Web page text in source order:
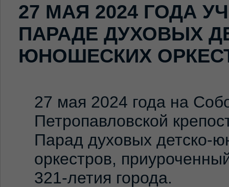
27 МАЯ 2024 ГОДА
ПАРАДЕ ДУХОВЫХ
ЮНОШЕСКИХ
27 мая 2024 года на
Петропавловской
Парад духовых детско-
оркестров,
321-летия города.